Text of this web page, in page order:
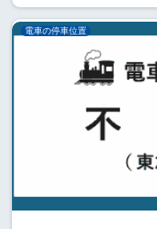
電車の停車位置